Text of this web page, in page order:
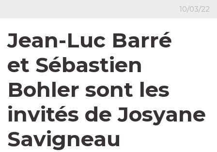
10/03/22
Jean-Luc Barré
et Sébastien
Bohler sont les
invités de Josyane
Savigneau